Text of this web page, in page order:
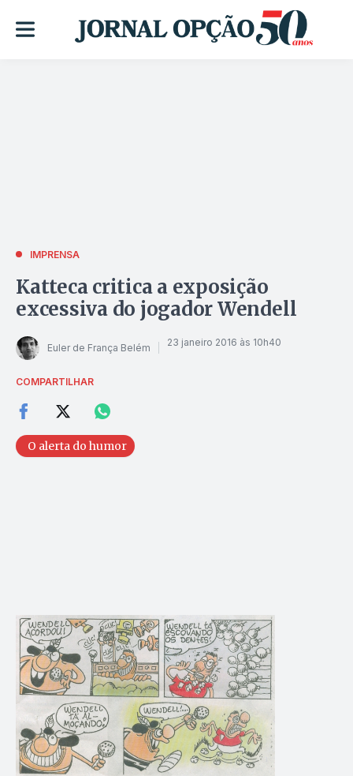
IMPRENSA
Katteca critica a exposição
excessiva do jogador Wendell
Euler de França Belém 23 janeiro 2016 às 10h40
COMPARTILHAR
O alerta do humor